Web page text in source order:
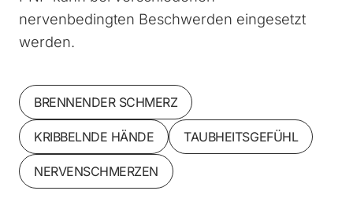
nervenbedingten Beschwerden eingesetzt
werden.
BRENNENDER SCHMERZ
KRIBBELNDE HÄNDE TAUBHEITSGEFÜHL
NERVENSCHMERZEN